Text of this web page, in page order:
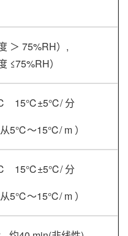
＞ 75%RH）,
≤75%RH）
15℃±5℃/ 分
5℃～15℃/ m ）
15℃±5℃/ 分
5℃～15℃/ m ）